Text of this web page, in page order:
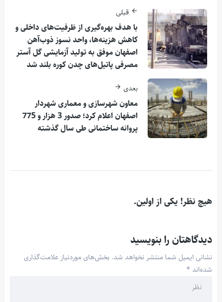
قبلی
با هدف بهره‌گیری از ظرفیت‌های داخلی و
کاهش هزینه‌ها، واحد نسوز ذوب‌آهن
اصفهان موفق به تولید آزمایشی گل آستر
مصرفی پاتیل‌های چدن کوره بلند شد
بعدی
معاون شهرسازی و معماری شهردار
اصفهان اعلام کرد؛ صدور 3 هزار و 775
پروانه ساختمانی طی سال گذشته
هیچ نظر! یکی از اولین.
دیدگاهتان را بنویسید
نشانی ایمیل شما منتشر نخواهد شد. بخش‌های موردنیاز علامت‌گذاری
شده‌اند *